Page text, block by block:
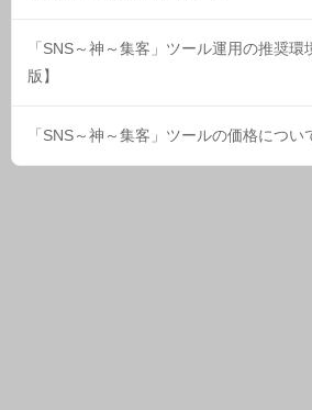
「SNS～神～集客」ツール運用の推奨
版】
「SNS～神～集客」ツールの価格につい